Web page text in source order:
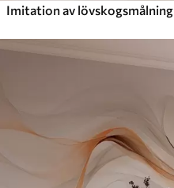
Imitation av lövskogsmålning